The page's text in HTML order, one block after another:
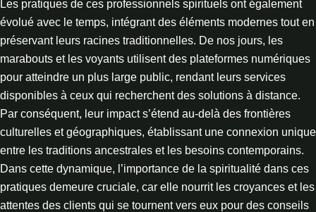
Les pratiques de ces professionnels spirituels ont également
évolué avec le temps, intégrant des éléments modernes tout en
préservant leurs racines traditionnelles. De nos jours, les
marabouts et les voyants utilisent des plateformes numériques
pour atteindre un plus large public, rendant leurs services
disponibles à ceux qui recherchent des solutions à distance.
Par conséquent, leur impact s’étend au-delà des frontières
culturelles et géographiques, établissant une connexion unique
entre les traditions ancestrales et les besoins contemporains.
Dans cette dynamique, l’importance de la spiritualité dans ces
pratiques demeure cruciale, car elle nourrit les croyances et les
attentes des clients qui se tournent vers eux pour des conseils